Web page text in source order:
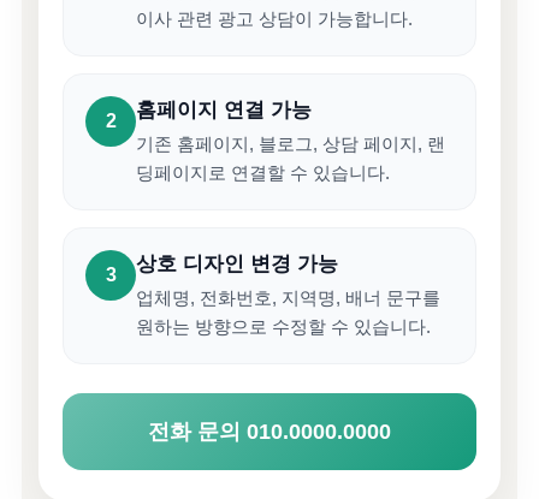
이사 관련 광고 상담이 가능합니다.
2 홈페이지 연결 가능
기존 홈페이지, 블로그, 상담 페이지, 랜
딩페이지로 연결할 수 있습니다.
3 상호 디자인 변경 가능
업체명, 전화번호, 지역명, 배너 문구를
원하는 방향으로 수정할 수 있습니다.
전화 문의 010.0000.0000